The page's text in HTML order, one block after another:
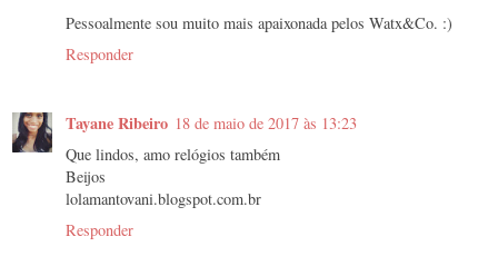
Pessoalmente sou muito mais apaixonada pelos Watx&Co. :)
Responder
Tayane Ribeiro 18 de maio de 2017 às 13:23
Que lindos, amo relógios também
Beijos
lolamantovani.blogspot.com.br
Responder